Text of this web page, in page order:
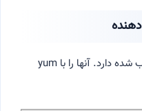
LiteSpeed نیاز به نصب ابزارهای نصب شده دارد. آنها را با yum